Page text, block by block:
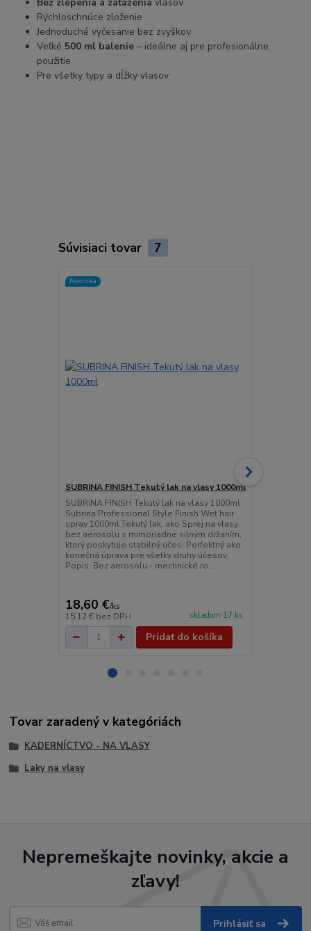
Bez zlepenia a zaťaženia vlasov
Rýchloschnúce zloženie
Jednoduché vyčesanie bez zvyškov
Veľké 500 ml balenie – ideálne aj pre profesionálne
použitie
Pre všetky typy a dĺžky vlasov
Súvisiaci tovar 7
Novinka
SUBRINA FINISH Tekutý lak na vlasy 1000ml
SUBRINA FINISH Tekutý lak na vlasy 1000ml
Subrina Professional Style Finish Wet hair
spray 1000ml Tekutý lak, ako Sprej na vlasy
bez aerosolu s mimoriadne silným držaním,
ktorý poskytuje stabilný účes. Perfektný ako
konečná úprava pre všetky druhy účesov.
Popis: Bez aerosolu - mechnické ro...
18,60 €/ks
15,12 € bez DPH skladom 17 ks
Pridať do košíka
Tovar zaradený v kategóriách
KADERNÍCTVO - NA VLASY
Laky na vlasy
Nepremeškajte novinky, akcie a
zľavy!
Prihlásiť sa